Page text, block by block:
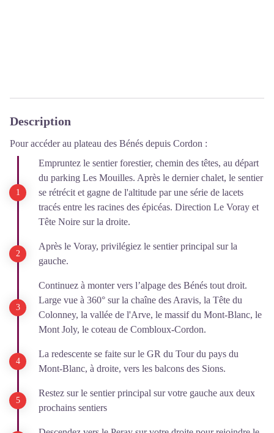
Description
Pour accéder au plateau des Bénés depuis Cordon :
Empruntez le sentier forestier, chemin des têtes, au départ
du parking Les Mouilles. Après le dernier chalet, le sentier
se rétrécit et gagne de l'altitude par une série de lacets
tracés entre les racines des épicéas. Direction Le Voray et
Tête Noire sur la droite.
Après le Voray, privilégiez le sentier principal sur la
gauche.
Continuez à monter vers l’alpage des Bénés tout droit.
Large vue à 360° sur la chaîne des Aravis, la Tête du
Colonney, la vallée de l'Arve, le massif du Mont-Blanc, le
Mont Joly, le coteau de Combloux-Cordon.
La redescente se faite sur le GR du Tour du pays du
Mont-Blanc, à droite, vers les balcons des Sions.
Restez sur le sentier principal sur votre gauche aux deux
prochains sentiers